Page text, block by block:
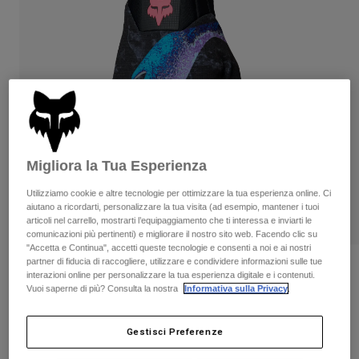
Pantaloncini
Giacche
Protezioni
Maschere
Calze
Parti di ricambio
Giacche
Protezioni
Maschere
Calze
Borse e accessori
Parti di ricambio
Donna
T-shirt
Felpe
Giacche
Pantaloni & Pantaloncini
Camicie
Vedi tutto
Vedi tutto
Caschi
Maglie​
Pantaloni
Stivali
Protezioni
Guanti
Recensioni
Migliora la Tua Esperienza
Utilizziamo cookie e altre tecnologie per ottimizzare la tua esperienza online. Ci
aiutano a ricordarti, personalizzare la tua visita (ad esempio, mantener i tuoi
articoli nel carrello, mostrarti l’equipaggiamento che ti interessa e inviarti le
comunicazioni più pertinenti) e migliorare il nostro sito web. Facendo clic su
"Accetta e Continua", accetti queste tecnologie e consenti a noi e ai nostri
partner di fiducia di raccogliere, utilizzare e condividere informazioni sulle tue
interazioni online per personalizzare la tua esperienza digitale e i contenuti.
Vuoi saperne di più? Consulta la nostra
Informativa sulla Privacy
Gestisci Preferenze